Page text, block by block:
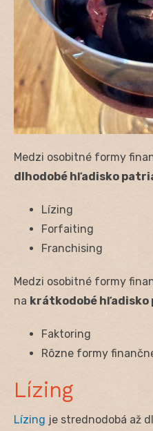
Medzi osobitné formy
dlhodobé hľadisko
Lízing
Forfaiting
Franchising
Medzi osobitné formy
na krátkodobé hľadisko
Faktoring
Rôzne formy
Lízing
Lízing je strednodobá až